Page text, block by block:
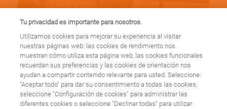
UCM para dar voz a
las asociaciones de
pacientes ya cuenta
con dos ediciones
Tu privacidad es importante para nosotros.
Utilizamos cookies para mejorar su experiencia al visitar
nuestras páginas web: las cookies de rendimiento nos
muestran cómo utiliza esta página web, las cookies funcionales
recuerdan sus preferencias y las cookies de orientación nos
ayudan a compartir contenido relevante para usted. Seleccione:
"Aceptar todo" para dar su consentimiento a todas las cookies,
seleccione "Configuración de cookies" para administrar las
diferentes cookies o seleccione "Declinar todas" para utilizar